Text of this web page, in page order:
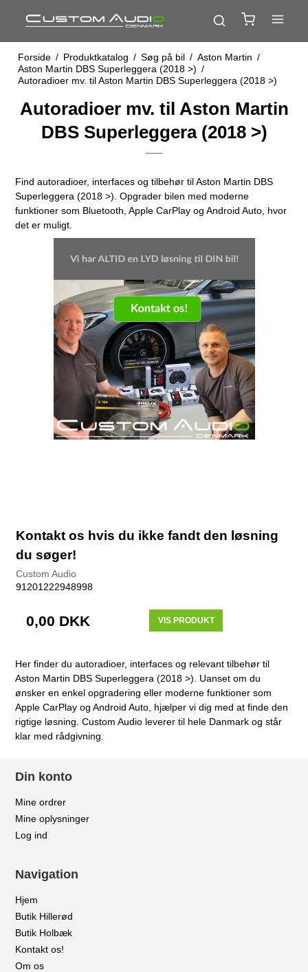
Forside / Produktkatalog / Søg på bil / Aston Martin /
Aston Martin DBS Superleggera (2018 >) /
Autoradioer mv. til Aston Martin DBS Superleggera (2018 >)
Autoradioer mv. til Aston Martin
DBS Superleggera (2018 >)
Find autoradioer, interfaces og tilbehør til Aston Martin DBS
Superleggera (2018 >). Opgrader bilen med moderne
funktioner som Bluetooth, Apple CarPlay og Android Auto, hvor
det er muligt.
Kontakt os hvis du ikke fandt den løsning
du søger!
Custom Audio
91201222948998
0,00 DKK VIS PRODUKT
Her finder du autoradioer, interfaces og relevant tilbehør til
Aston Martin DBS Superleggera (2018 >). Uanset om du
ønsker en enkel opgradering eller moderne funktioner som
Apple CarPlay og Android Auto, hjælper vi dig med at finde den
rigtige løsning. Custom Audio leverer til hele Danmark og står
klar med rådgivning.
Din konto
Mine ordrer
Mine oplysninger
Log ind
Navigation
Hjem
Butik Hillerød
Butik Holbæk
Kontakt os!
Om os